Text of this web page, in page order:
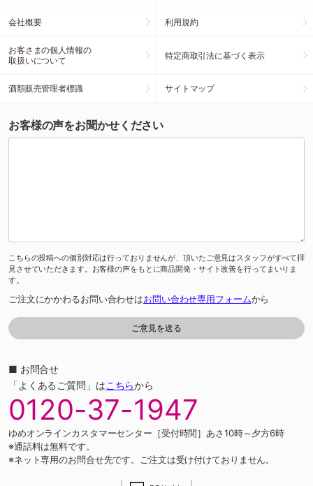
会社概要 利用規約
お客さまの個人情報の
取扱いについて
特定商取引法に基づく表示
酒類販売管理者標識 サイトマップ
お客様の声をお聞かせください
こちらの投稿への個別対応は行っておりませんが、頂いたご意見はスタッフがすべて拝
見させていただきます。お客様の声をもとに商品開発・サイト改善を行ってまいりま
す。
ご注文にかかわるお問い合わせはお問い合わせ専用フォームから
■ お問合せ
「よくあるご質問」はこちらから
0120-37-1947
ゆめオンラインカスタマーセンター［受付時間］あさ10時～夕方6時
※通話料は無料です。
※ネット専用のお問合せ先です。ご注文は受け付けておりません。